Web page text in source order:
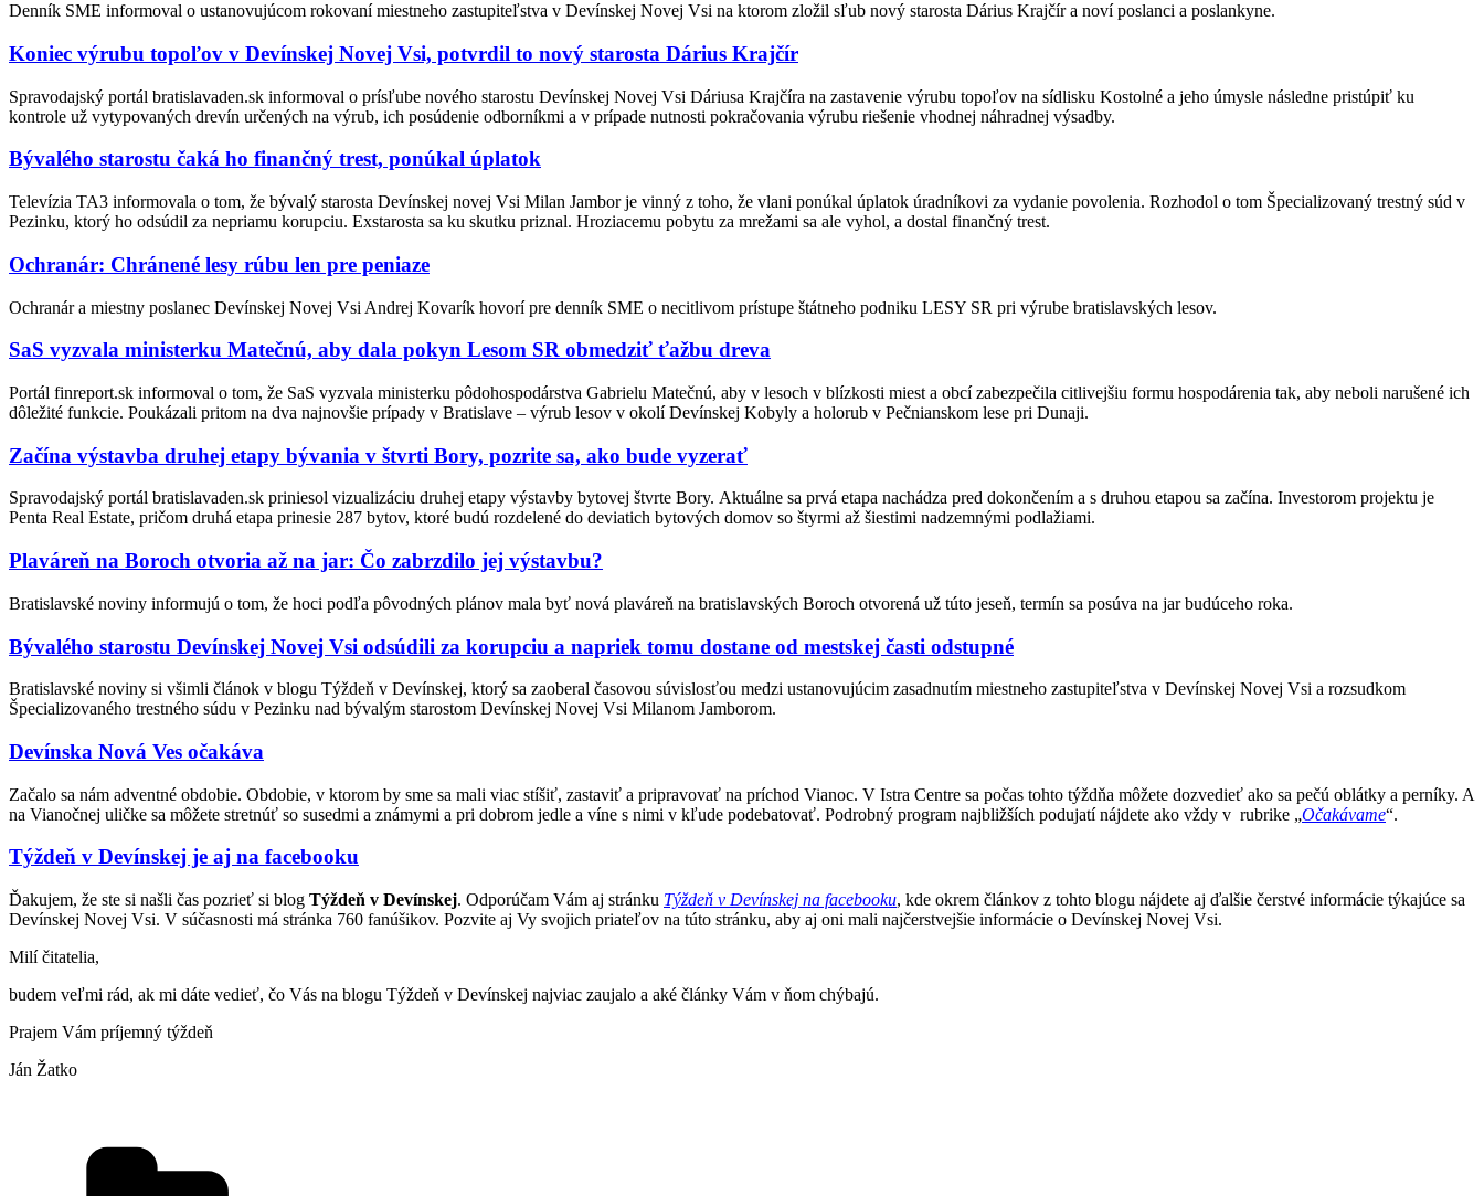
Denník SME informoval o ustanovujúcom rokovaní miestneho zastupiteľstva v Devínskej Novej Vsi na ktorom zložil sľub nový starosta Dárius Krajčír a noví poslanci a poslankyne.
Koniec výrubu topoľov v Devínskej Novej Vsi, potvrdil to nový starosta Dárius Krajčír
Spravodajský portál bratislavaden.sk informoval o prísľube nového starostu Devínskej Novej Vsi Dáriusa Krajčíra na zastavenie výrubu topoľov na sídlisku Kostolné a jeho úmysle následne pristúpiť ku
kontrole už vytypovaných drevín určených na výrub, ich posúdenie odborníkmi a v prípade nutnosti pokračovania výrubu riešenie vhodnej náhradnej výsadby.
Bývalého starostu čaká ho finančný trest, ponúkal úplatok
Televízia TA3 informovala o tom, že bývalý starosta Devínskej novej Vsi Milan Jambor je vinný z toho, že vlani ponúkal úplatok úradníkovi za vydanie povolenia. Rozhodol o tom Špecializovaný trestný súd v
Pezinku, ktorý ho odsúdil za nepriamu korupciu. Exstarosta sa ku skutku priznal. Hroziacemu pobytu za mrežami sa ale vyhol, a dostal finančný trest.
Ochranár: Chránené lesy rúbu len pre peniaze
Ochranár a miestny poslanec Devínskej Novej Vsi Andrej Kovarík hovorí pre denník SME o necitlivom prístupe štátneho podniku LESY SR pri výrube bratislavských lesov.
SaS vyzvala ministerku Matečnú, aby dala pokyn Lesom SR obmedziť ťažbu dreva
Portál finreport.sk informoval o tom, že SaS vyzvala ministerku pôdohospodárstva Gabrielu Matečnú, aby v lesoch v blízkosti miest a obcí zabezpečila citlivejšiu formu hospodárenia tak, aby neboli narušené ich
dôležité funkcie. Poukázali pritom na dva najnovšie prípady v Bratislave – výrub lesov v okolí Devínskej Kobyly a holorub v Pečnianskom lese pri Dunaji.
Začína výstavba druhej etapy bývania v štvrti Bory, pozrite sa, ako bude vyzerať
Spravodajský portál bratislavaden.sk priniesol vizualizáciu druhej etapy výstavby bytovej štvrte Bory. Aktuálne sa prvá etapa nachádza pred dokončením a s druhou etapou sa začína. Investorom projektu je
Penta Real Estate, pričom druhá etapa prinesie 287 bytov, ktoré budú rozdelené do deviatich bytových domov so štyrmi až šiestimi nadzemnými podlažiami.
Plaváreň na Boroch otvoria až na jar: Čo zabrzdilo jej výstavbu?
Bratislavské noviny informujú o tom, že hoci podľa pôvodných plánov mala byť nová plaváreň na bratislavských Boroch otvorená už túto jeseň, termín sa posúva na jar budúceho roka.
Bývalého starostu Devínskej Novej Vsi odsúdili za korupciu a napriek tomu dostane od mestskej časti odstupné
Bratislavské noviny si všimli článok v blogu Týždeň v Devínskej, ktorý sa zaoberal časovou súvislosťou medzi ustanovujúcim zasadnutím miestneho zastupiteľstva v Devínskej Novej Vsi a rozsudkom
Špecializovaného trestného súdu v Pezinku nad bývalým starostom Devínskej Novej Vsi Milanom Jamborom.
Devínska Nová Ves očakáva
Začalo sa nám adventné obdobie. Obdobie, v ktorom by sme sa mali viac stíšiť, zastaviť a pripravovať na príchod Vianoc. V Istra Centre sa počas tohto týždňa môžete dozvedieť ako sa pečú oblátky a perníky. A
na Vianočnej uličke sa môžete stretnúť so susedmi a známymi a pri dobrom jedle a víne s nimi v kľude podebatovať. Podrobný program najbližších podujatí nájdete ako vždy v rubrike „Očakávame“.
Týždeň v Devínskej je aj na facebooku
Ďakujem, že ste si našli čas pozrieť si blog Týždeň v Devínskej. Odporúčam Vám aj stránku Týždeň v Devínskej na facebooku, kde okrem článkov z tohto blogu nájdete aj ďalšie čerstvé informácie týkajúce sa
Devínskej Novej Vsi. V súčasnosti má stránka 760 fanúšikov. Pozvite aj Vy svojich priateľov na túto stránku, aby aj oni mali najčerstvejšie informácie o Devínskej Novej Vsi.
Milí čitatelia,
budem veľmi rád, ak mi dáte vedieť, čo Vás na blogu Týždeň v Devínskej najviac zaujalo a aké články Vám v ňom chýbajú.
Prajem Vám príjemný týždeň
Ján Žatko